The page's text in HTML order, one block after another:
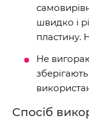
швидко і
пластину.
Не
Спосіб